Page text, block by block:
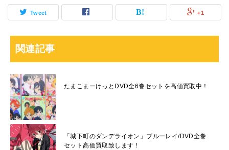
Tweet +1
関連記事
たまこまーけっとDVD全6巻セットを高価買取中！
「城下町のダンデライオン」ブルーレイ/DVD全巻
セット高価買取致します！